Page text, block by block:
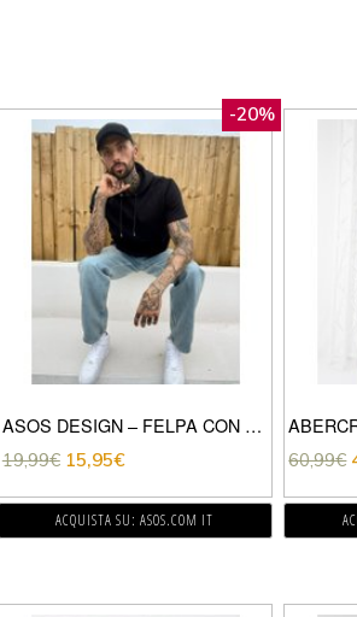
-20%
ASOS DESIGN – FELPA CON CAPPUCCIO NERA A MANICHE CORTE-NERO
19,99€ 15,95€
ACQUISTA SU: ASOS.COM IT
60,99€